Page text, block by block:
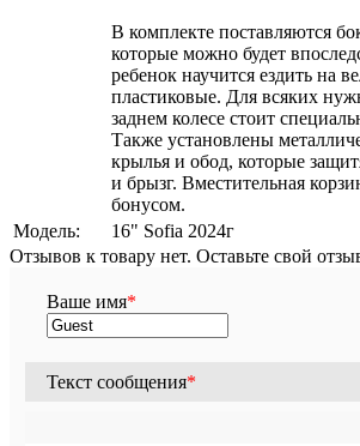
В комплекте поставляются
которые можно будет
ребенок научится ездить на
пластиковые. Для всяких
заднем колесе стоит
Также установлены
крылья и обод, которые
и брызг. Вместительная
бонусом.
Модель:
16" Sofia 2024г
Отзывов к товару нет. Оставьте свой
Ваше имя*
Текст сообщения*